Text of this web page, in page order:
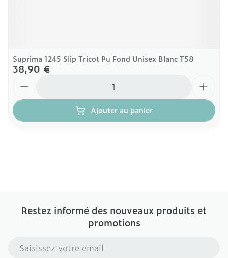
Suprima 1245 Slip Tricot Pu Fond Unisex Blanc T58
38,90 €
Ajouter au panier
Restez informé des nouveaux produits et
promotions
Adresse mail